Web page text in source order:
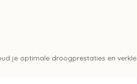
je optimale droogprestaties en